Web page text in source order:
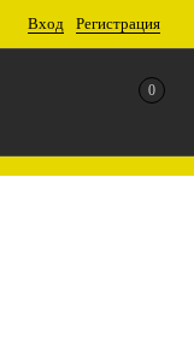
Вход Регистрация
0